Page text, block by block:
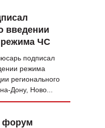
введении
режима ЧС
подписал
режима
регионального
Дону, Ново...
форум